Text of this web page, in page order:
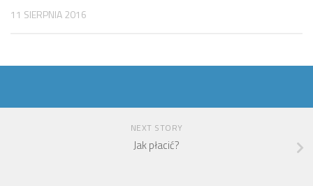
11 SIERPNIA 2016
NEXT STORY
Jak płacić?